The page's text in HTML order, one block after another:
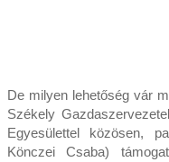
De milyen lehetőség vár
Székely
Egyesülettel közösen,
Könczei Csaba)